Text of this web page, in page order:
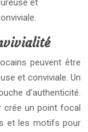
et
peuvent être
et conviviale. Un
d’authenticité.
crée un point focal
et les motifs pour